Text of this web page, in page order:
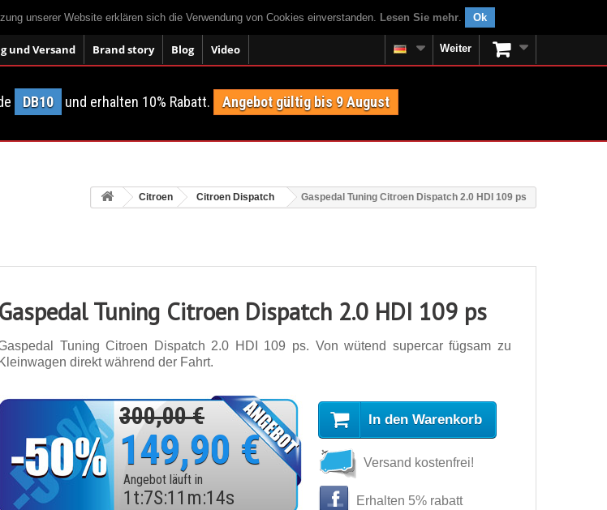
unserer Website erklären sich die Verwendung von Cookies einverstanden. Lesen Sie mehr. Ok
und Versand Brand story Blog Video Weiter
DB10 und erhalten 10% Rabatt. Angebot gültig bis 9 August
Citroen Citroen Dispatch Gaspedal Tuning Citroen Dispatch 2.0 HDI 109 ps
Gaspedal Tuning Citroen Dispatch 2.0 HDI 109 ps
Tuning Citroen Dispatch 2.0 HDI 109 ps. Von wütend supercar fügsam zu
Kleinwagen direkt während der Fahrt.
300,00 €
149,90 €
Angebot läuft in
1 t:7S:11 m:12s
In den Warenkorb
Versand kostenfrei!
Erhalten 5% rabatt